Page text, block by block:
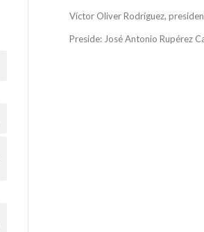
Víctor Oliver Rodríguez,
Preside: José Antonio Rupérez